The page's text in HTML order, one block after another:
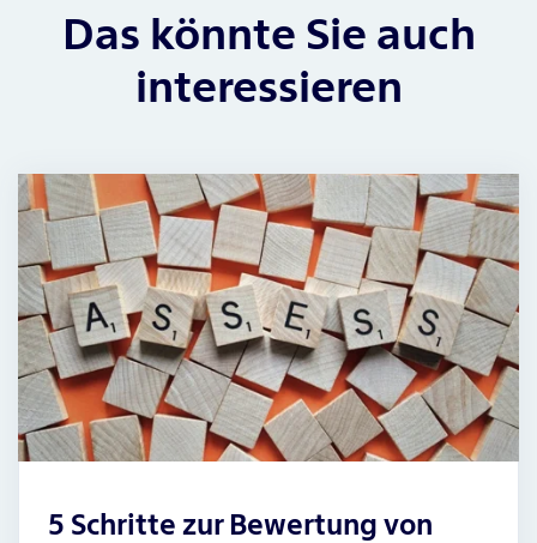
Das könnte Sie auch
interessieren
5 Schritte zur Bewertung von